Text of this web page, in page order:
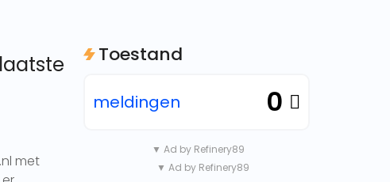
met
Toestand
meldingen 0
▼ Ad by Refinery89
▼ Ad by Refinery89